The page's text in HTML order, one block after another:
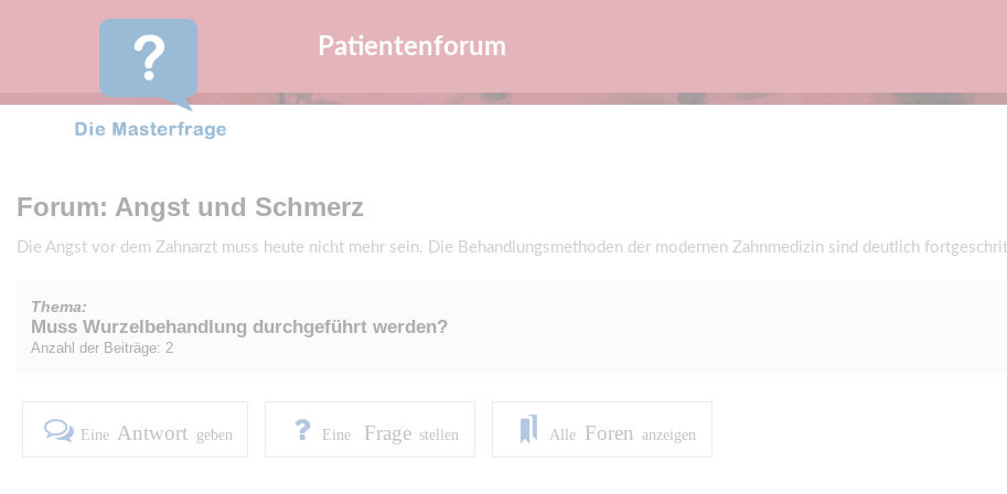
Patientenforum
Forum: Angst und Schmerz
Die Angst vor dem Zahnarzt muss heute nicht mehr sein. Die Behandlungsmethoden der modernen Zahnmedizin sind deutlich
Thema:
Muss Wurzelbehandlung durchgeführt werden?
Anzahl der Beiträge: 2
Eine Antwort geben Eine Frage stellen Alle Foren anzeigen